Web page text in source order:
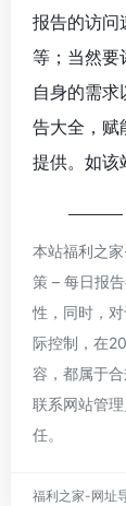
报告的访问
等；当然要
自身的需
告大全，赋
提供。如该
本站福利之
策 – 每日报
性，同时，
际控制，在
容，都属于
联系网站管理
任。
福利之家-网址